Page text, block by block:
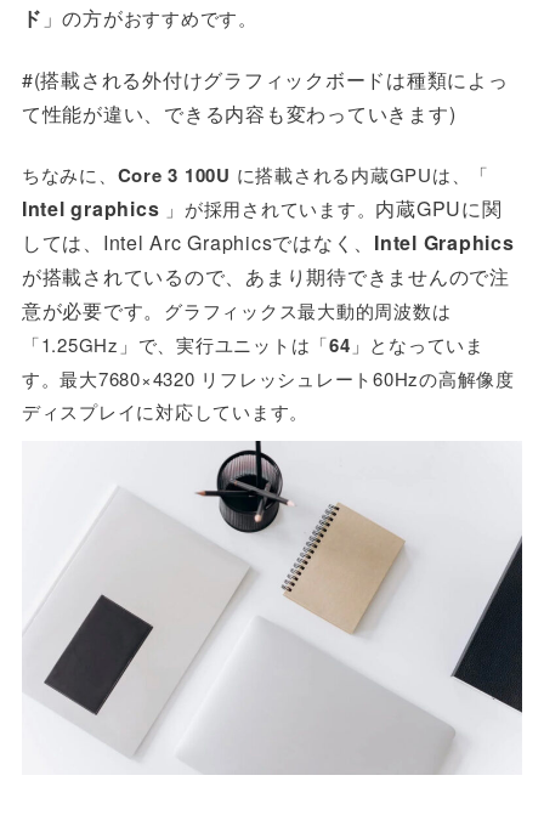
ド 」の方がおすすめです。
#(搭載される外付けグラフィックボードは種類によっ
て性能が違い、できる内容も変わっていきます)
ちなみに、 Core 3 100U に搭載される内蔵GPUは、「
Intel graphics 」が採用されています。 内蔵GPUに関
しては、Intel Arc Graphicsではなく、 Intel Graphics
が搭載されているので、あまり期待できませんので注
意が必要です。 グラフィックス最大動的周波数は
「1.25GHz」で、実行ユニット は「64 」となっていま
す。最大7680×4320 リフレッシュレート60Hzの高解像度
ディスプレイに対応しています。